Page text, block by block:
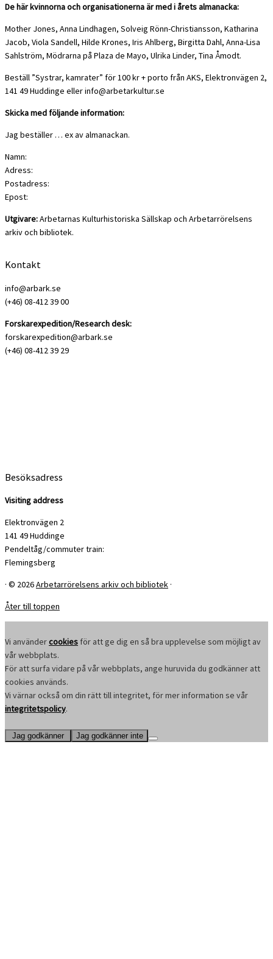
De här kvinnorna och organisationerna är med i årets almanacka:
Mother Jones, Anna Lindhagen, Solveig Rönn-Christiansson, Katharina
Jacob, Viola Sandell, Hilde Krones, Iris Ahlberg, Birgitta Dahl, Anna-Lisa
Sahlström, Mödrarna på Plaza de Mayo, Ulrika Linder, Tina Åmodt.
Beställ ”Systrar, kamrater” för 100 kr + porto från AKS, Elektronvägen 2,
141 49 Huddinge eller info@arbetarkultur.se
Skicka med följande information:
Jag beställer … ex av almanackan.
Namn:
Adress:
Postadress:
Epost:
Utgivare:Arbetarnas Kulturhistoriska Sällskap och Arbetarrörelsens
arkiv och bibliotek.
Kontakt
info@arbark.se
(+46) 08-412 39 00
Forskarexpedition/Research desk:
forskarexpedition@arbark.se
(+46) 08-412 39 29
Besöksadress
Visiting address
Elektronvägen 2
141 49 Huddinge
Pendeltåg/commuter train:
Flemingsberg
· © 2026Arbetarrörelsens arkiv och bibliotek ·
Åter till toppen
Vi användercookies för att ge dig en så bra upplevelse som möjligt av
vår webbplats.
För att surfa vidare på vår webbplats, ange huruvida du godkänner att
cookies används.
Vi värnar också om din rätt till integritet, för mer information se vår
integritetspolicy.
Jag godkänner Jag godkänner inte